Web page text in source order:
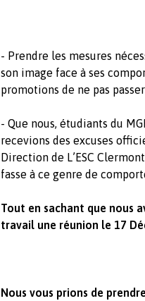
- Prendre les mesures
son image face à ses
promotions de ne pas
- Que nous, étudiants du
recevions des excuses
Direction de L’ESC
fasse à ce genre de
Tout en sachant que nous
travail une réunion le 17
Nous vous prions de